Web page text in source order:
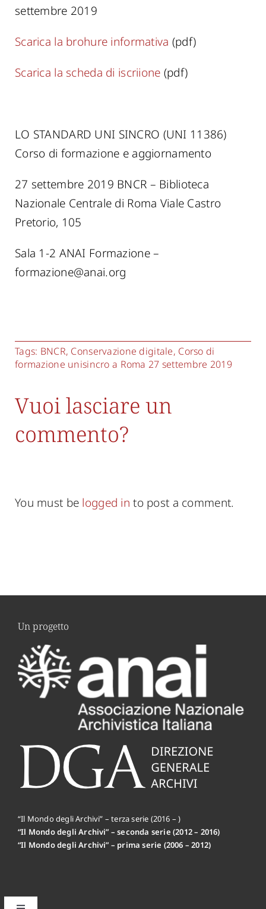
settembre 2019
Scarica la brohure informativa (pdf)
Scarica la scheda di iscriione (pdf)
LO STANDARD UNI SINCRO (UNI 11386)
Corso di formazione e aggiornamento
27 settembre 2019 BNCR – Biblioteca
Nazionale Centrale di Roma Viale Castro
Pretorio, 105
Sala 1-2 ANAI Formazione –
formazione@anai.org
Tags: BNCR, Conservazione digitale, Corso di
formazione unisincro a Roma 27 settembre 2019
Vuoi lasciare un
commento?
You must be logged in to post a comment.
Un progetto
“Il Mondo degli Archivi” – terza serie (2016 – )
“Il Mondo degli Archivi” – seconda serie (2012 – 2016)
“Il Mondo degli Archivi” – prima serie (2006 – 2012)